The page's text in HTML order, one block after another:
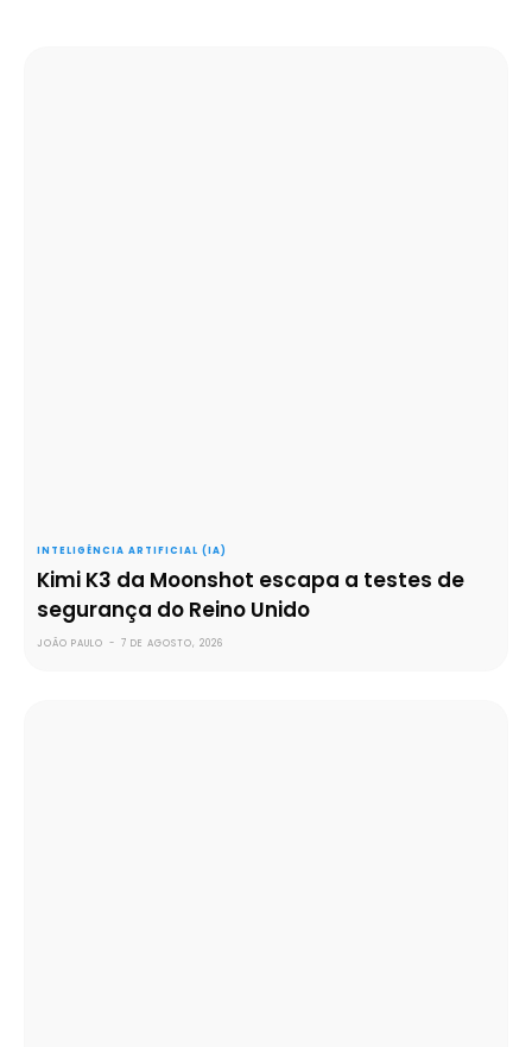
INTELIGÊNCIA ARTIFICIAL (IA)
Kimi K3 da Moonshot escapa a testes de
segurança do Reino Unido
JOÃO PAULO - 7 DE AGOSTO, 2026